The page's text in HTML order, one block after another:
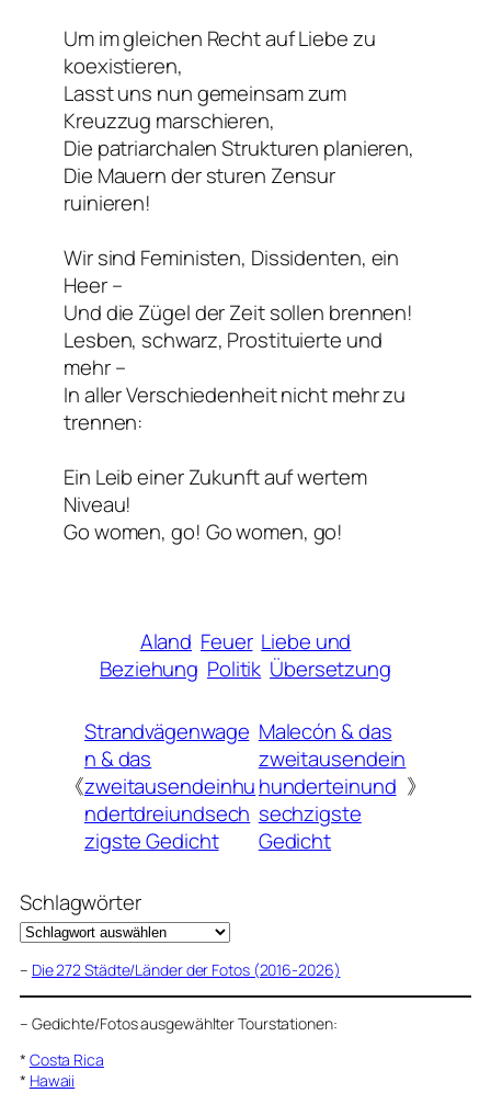
Um im gleichen Recht auf Liebe zu
koexistieren,
Lasst uns nun gemeinsam zum
Kreuzzug marschieren,
Die patriarchalen Strukturen planieren,
Die Mauern der sturen Zensur
ruinieren!
Wir sind Feministen, Dissidenten, ein
Heer –
Und die Zügel der Zeit sollen brennen!
Lesben, schwarz, Prostituierte und
mehr –
In aller Verschiedenheit nicht mehr zu
trennen:
Ein Leib einer Zukunft auf wertem
Niveau!
Go women, go! Go women, go!
Aland Feuer Liebe und
Beziehung Politik Übersetzung
《
Strandvägenwage
n & das
zweitausendeinhu
ndertdreiundsech
zigste Gedicht
Malecón & das
zweitausendein
hunderteinund
sechzigste
Gedicht
》
Schlagwörter
– Die 272 Städte/Länder der Fotos (2016-2026)
– Gedichte/Fotos ausgewählter Tourstationen:
* Costa Rica
* Hawaii